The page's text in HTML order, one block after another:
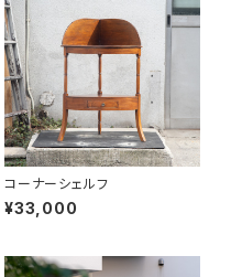
コーナーシェルフ
¥33,000